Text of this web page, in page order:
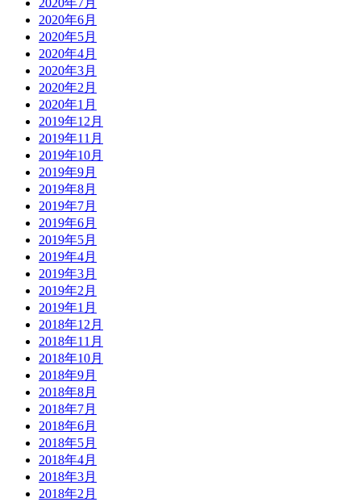
2020年7月
2020年6月
2020年5月
2020年4月
2020年3月
2020年2月
2020年1月
2019年12月
2019年11月
2019年10月
2019年9月
2019年8月
2019年7月
2019年6月
2019年5月
2019年4月
2019年3月
2019年2月
2019年1月
2018年12月
2018年11月
2018年10月
2018年9月
2018年8月
2018年7月
2018年6月
2018年5月
2018年4月
2018年3月
2018年2月